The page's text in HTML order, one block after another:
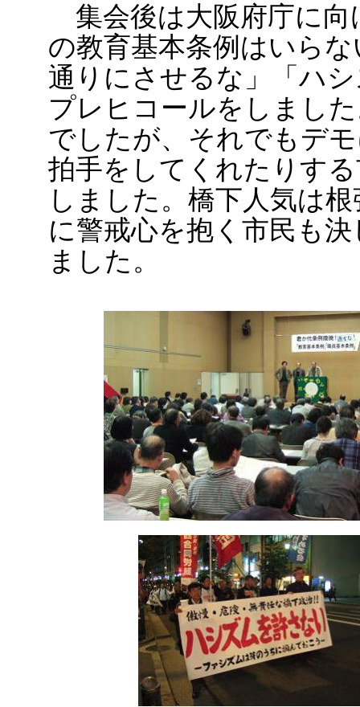
集会後は大阪府庁に向
の教育基本条例はいら
通りにさせるな」「ハ
プレヒコールをしまし
でしたが、それでもデ
拍手をしてくれたりす
しました。橋下人気は
に警戒心を抱く市民も
ました。